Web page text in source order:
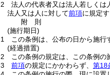
2
法人の代表者又は法人若しくは
法人又は人に対して前項に規定
附 則
(施行期日)
1
この条例は、公布の日から施行
(経過措置)
2
この条例の規定は、この条例の
3
前項の規定にかかわらず、 第18